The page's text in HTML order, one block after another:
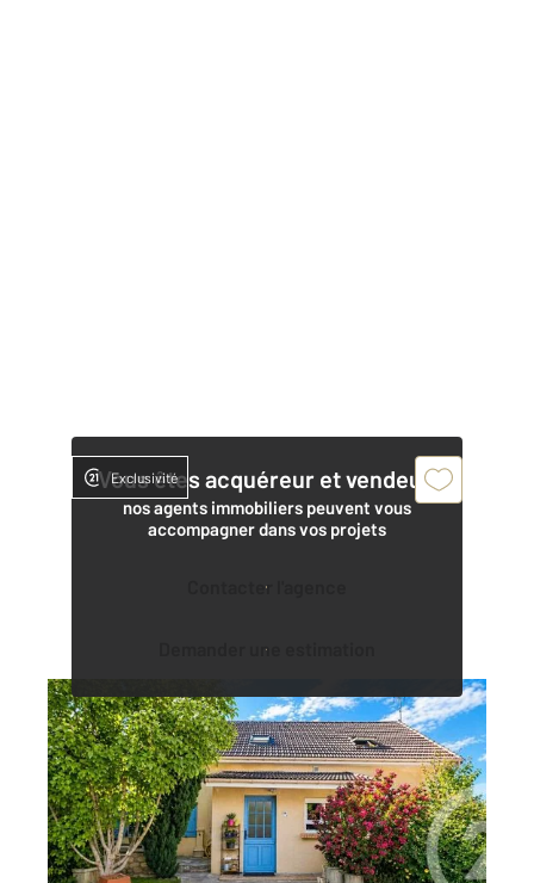
Vous êtes acquéreur et vendeur,
nos agents immobiliers peuvent vous
accompagner dans vos projets
Contacter l'agence
Demander une estimation
Exclusivité
CHAMPAGNE SUR OISE 95
147,13 m2, 7 pièces
Ref : 680270
Maison à vendre
365 000 €
Visiter le site dédié